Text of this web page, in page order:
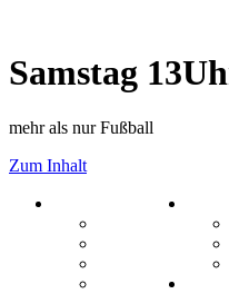
Samstag
mehr als nur Fußball
Zum Inhalt
Mastodon